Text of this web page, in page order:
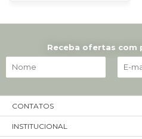
Receba ofertas com
CONTATOS
INSTITUCIONAL